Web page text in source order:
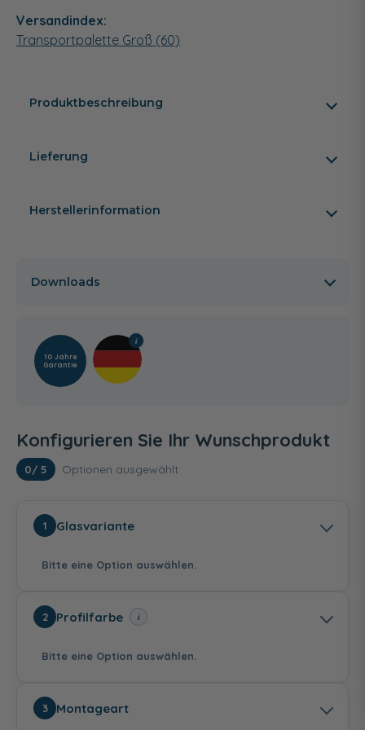
Versandindex:
Transportpalette Groß (60)
Produktbeschreibung
Lieferung
Herstellerinformation
Downloads
10 Jahre
Garantie
Konfigurieren Sie Ihr Wunschprodukt
0/ 5 Optionen ausgewählt
1 Glasvariante
Bitte eine Option auswählen.
2 Profilfarbe i
Bitte eine Option auswählen.
3 Montageart